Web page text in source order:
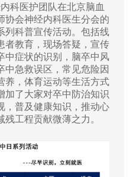
科医护团队在北京脑血
协会神经内科医生分会的
列科普宣传活动。包括线
者教育，现场答疑，宣传
中症状的识别，脑卒中风
中急救误区，常见危险因
养，体育运动等生活方式
加了大家对卒中防治知识
，普及健康知识，推动心
工程贡献微薄之力。